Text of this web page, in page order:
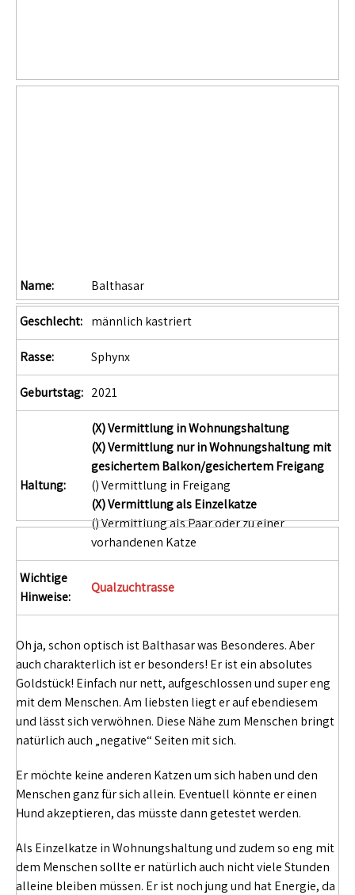
Name: Balthasar
Geschlecht: männlich kastriert
Rasse: Sphynx
Geburtstag: 2021
Haltung:
(X) Vermittlung in Wohnungshaltung
(X) Vermittlung nur in Wohnungshaltung mit
gesichertem Balkon/gesichertem Freigang
() Vermittlung in Freigang
(X) Vermittlung als Einzelkatze
() Vermittlung als Paar oder zu einer
vorhandenen Katze
Wichtige
Hinweise:
Qualzuchtrasse
Oh ja, schon optisch ist Balthasar was Besonderes. Aber
auch charakterlich ist er besonders! Er ist ein absolutes
Goldstück! Einfach nur nett, aufgeschlossen und super eng
mit dem Menschen. Am liebsten liegt er auf ebendiesem
und lässt sich verwöhnen. Diese Nähe zum Menschen bringt
natürlich auch „negative“ Seiten mit sich.
Er möchte keine anderen Katzen um sich haben und den
Menschen ganz für sich allein. Eventuell könnte er einen
Hund akzeptieren, das müsste dann getestet werden.
Als Einzelkatze in Wohnungshaltung und zudem so eng mit
dem Menschen sollte er natürlich auch nicht viele Stunden
alleine bleiben müssen. Er ist noch jung und hat Energie, da